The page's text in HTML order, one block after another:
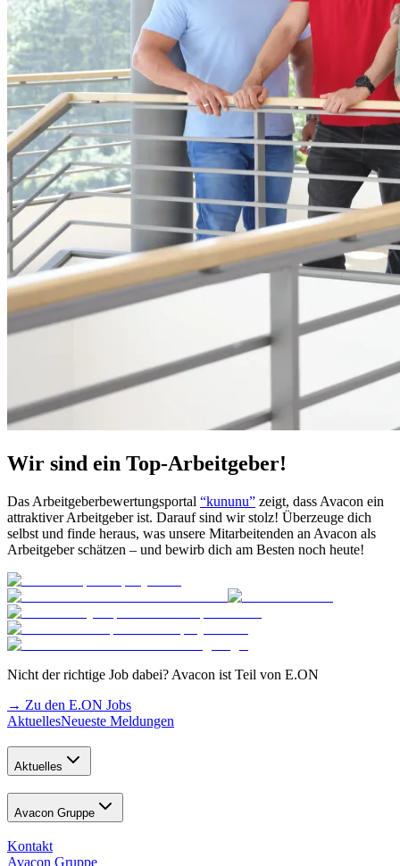
Wir sind ein Top-Arbeitgeber!
Das Arbeitgeberbewertungsportal “kununu” zeigt, dass Avacon ein
attraktiver Arbeitgeber ist. Darauf sind wir stolz! Überzeuge dich
selbst und finde heraus, was unsere Mitarbeitenden an Avacon als
Arbeitgeber schätzen – und bewirb dich am Besten noch heute!
Nicht der richtige Job dabei? Avacon ist Teil von E.ON
→ Zu den E.ON Jobs
AktuellesNeueste Meldungen
Aktuelles
Avacon Gruppe
Kontakt
Avacon Gruppe